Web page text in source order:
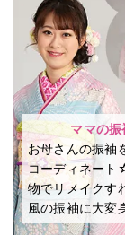
ママの振
お母さんの振袖
コーディネート
物でリメイクす
風の振袖に大変